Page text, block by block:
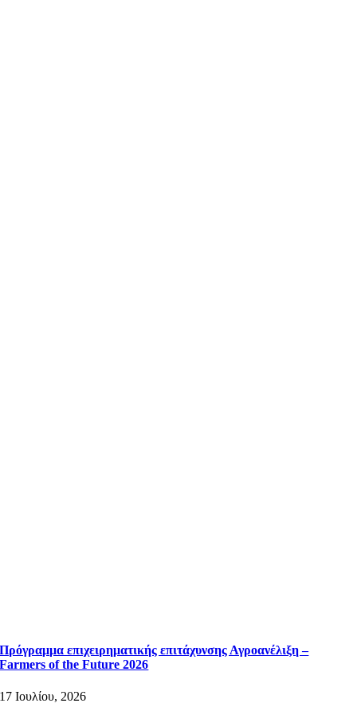
Πρόγραμμα επιχειρηματικής επιτάχυνσης Αγροανέλιξη –
Farmers of the Future 2026
17 Ιουλίου, 2026